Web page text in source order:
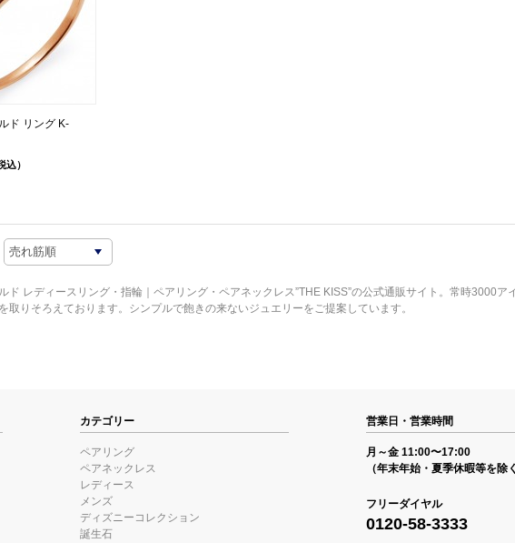
ド リング K-
込）
ド レディースリング・指輪｜ペアリング・ペアネックレス”THE KISS”の公式通販サイト。常時3000ア
取りそろえております。シンプルで飽きの来ないジュエリーをご提案しています。
カテゴリー
ペアリング
ペアネックレス
レディース
メンズ
ディズニーコレクション
誕生石
営業日・営業時間
月～金 11:00〜17:00
（年末年始・夏季休暇等を除
フリーダイヤル
0120-58-3333